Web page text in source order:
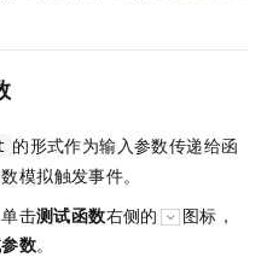
的形式作为输入参数传递给函
模拟触发事件。
击测试函数右侧的
图标，
数。